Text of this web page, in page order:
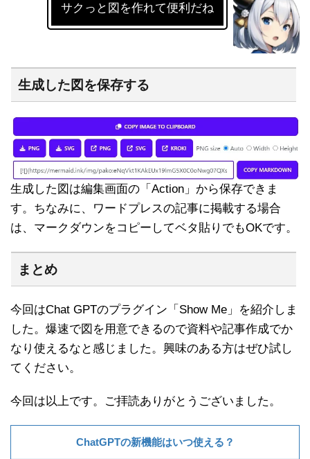
サクっと図を作れて便利だね
生成した図を保存する
生成した図は編集画面の「Action」から保存できま
す。ちなみに、ワードプレスの記事に掲載する場合
は、マークダウンをコピーしてベタ貼りでもOKです。
まとめ
今回はChat GPTのプラグイン「Show Me」を紹介しま
した。爆速で図を用意できるので資料や記事作成でか
なり使えるなと感じました。興味のある方はぜひ試し
てください。
今回は以上です。ご拝読ありがとうございました。
ChatGPTの新機能はいつ使える？